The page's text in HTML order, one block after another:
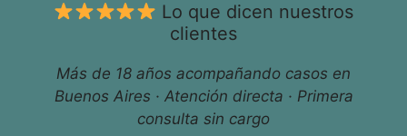
Lo que dicen nuestros
clientes
Más de 18 años acompañando casos en
Buenos Aires · Atención directa · Primera
consulta sin cargo